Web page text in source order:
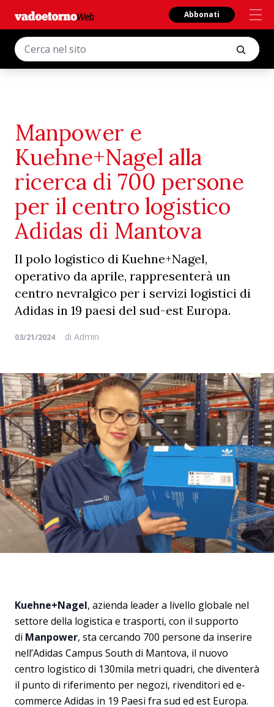
Abbonati
Manpower e
Kuehne+Nagel alla
ricerca di 700 persone
per il centro logistico
Adidas di Mantova
Il polo logistico di Kuehne+Nagel,
operativo da aprile, rappresenterà un
centro nevralgico per i servizi logistici di
Adidas in 19 paesi del sud-est Europa.
03/21/2024 di Admin
Kuehne+Nagel, azienda leader a livello globale nel
settore della logistica e trasporti, con il supporto
di Manpower, sta cercando 700 persone da inserire
nell’Adidas Campus South di Mantova, il nuovo
centro logistico di 130mila metri quadri, che diventerà
il punto di riferimento per negozi, rivenditori ed e-
commerce Adidas in 19 Paesi fra sud ed est Europa.